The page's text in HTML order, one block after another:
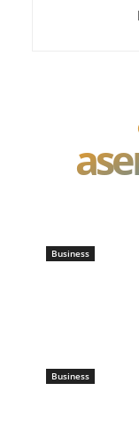
Business
Business